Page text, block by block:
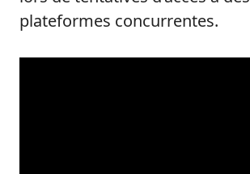
plateformes concurrentes.